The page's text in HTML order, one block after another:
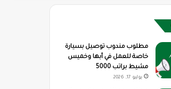
مطلوب مندوب توصيل بسيارة
خاصة للعمل في أبها وخميس
مشيط براتب 5000
يوليو 17, 2026